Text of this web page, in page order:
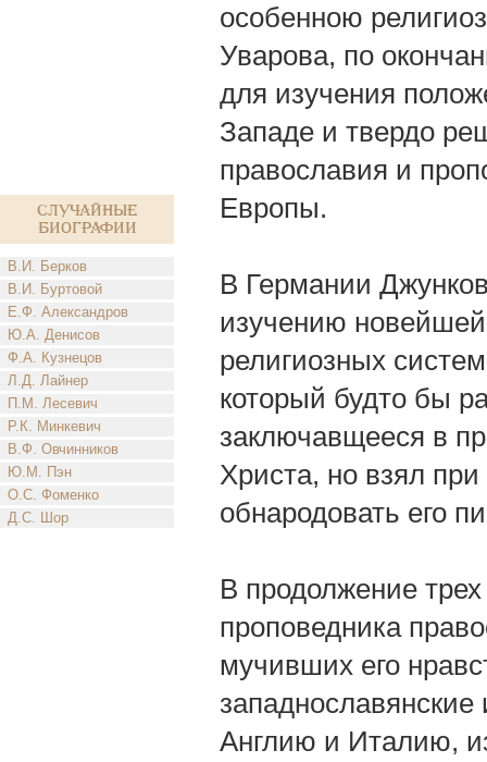
Случайные
биографии
В.И. Берков
В.И. Буртовой
Е.Ф. Александров
Ю.А. Денисов
Ф.А. Кузнецов
Л.Д. Лайнер
П.М. Лесевич
Р.К. Минкевич
В.Ф. Овчинников
Ю.М. Пэн
О.С. Фоменко
Д.С. Шор
особенною
Уварова, по
для изучения
Западе и твердо
православия и
Европы.
В Германии
изучению
религиозных
который будто бы
заключавщееся в
Христа, но взял
обнародовать его
В продолжение
проповедника
мучивших его
Англию и Италию,